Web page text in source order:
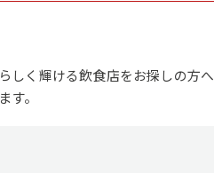
しく輝ける飲食店をお探しの方
。